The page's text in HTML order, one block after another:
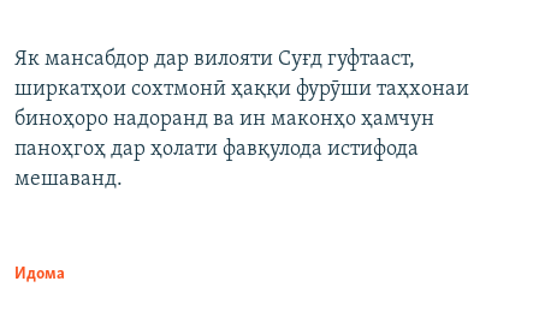
Як мансабдор дар вилояти Суғд гуфтааст,
ширкатҳои сохтмонӣ ҳаққи фурӯши таҳхонаи
биноҳоро надоранд ва ин маконҳо ҳамчун
паноҳгоҳ дар ҳолати фавқулода истифода
мешаванд.
Идома